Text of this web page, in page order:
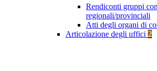
Rendiconti gruppi
regionali/provinciali
Atti degli organi di
Articolazione degli uffici 2